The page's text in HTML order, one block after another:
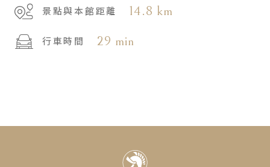
景點與本館距離
14.8 km
行車時間 29 min